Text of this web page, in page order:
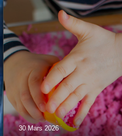
30 Mars 2026